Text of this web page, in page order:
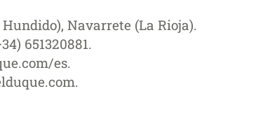
Navarrete (La Rioja).
651320881.
es.
.